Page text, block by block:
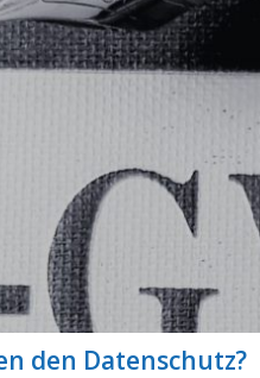
den Datenschutz?